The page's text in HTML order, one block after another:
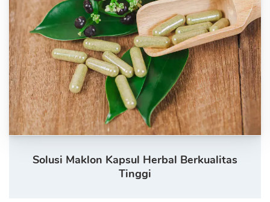
Solusi Maklon Kapsul Herbal Berkualitas
Tinggi